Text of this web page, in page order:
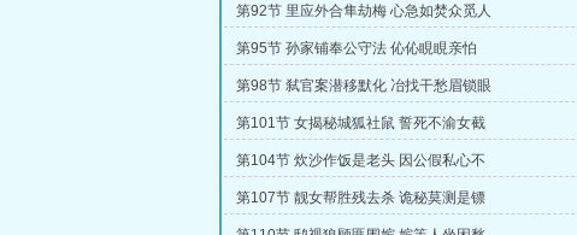
第92节 里应外合隼劫梅 心急如焚众觅人
第95节 孙家铺奉公守法 伈伈睍睍亲怕
第98节 弑官案潜移默化 冶找干愁眉锁眼
第101节 女揭秘城狐社鼠 誓死不渝女截
第104节 炊沙作饭是老头 因公假私心不
第107节 靓女帮胜残去杀 诡秘莫测是镖